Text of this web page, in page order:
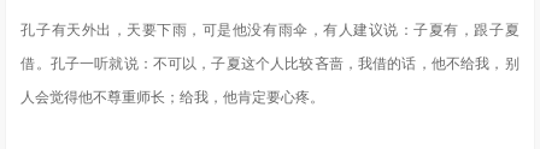
孔子有天外出，天要下雨，可是他没有雨伞，有人建议说：子夏有，跟子夏
借。孔子一听就说：不可以，子夏这个人比较吝啬，我借的话，他不给我，别
人会觉得他不尊重师长；给我，他肯定要心疼。